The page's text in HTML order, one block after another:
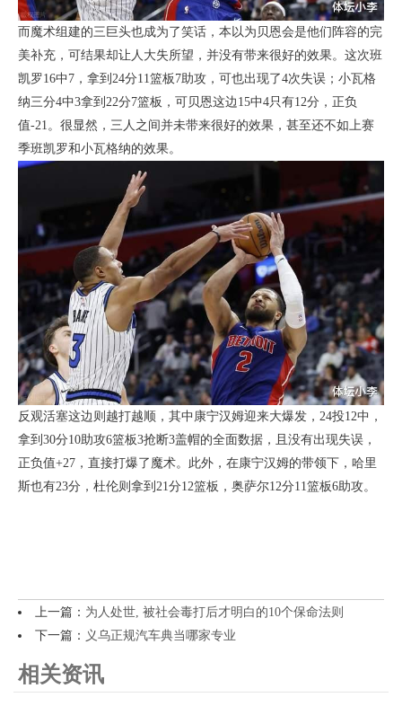
而魔术组建的三巨头也成为了笑话，本以为贝恩会是他们阵容的完
美补充，可结果却让人大失所望，并没有带来很好的效果。这次班
凯罗16中7，拿到24分11篮板7助攻，可也出现了4次失误；小瓦格
纳三分4中3拿到22分7篮板，可贝恩这边15中4只有12分，正负
值-21。很显然，三人之间并未带来很好的效果，甚至还不如上赛
季班凯罗和小瓦格纳的效果。
反观活塞这边则越打越顺，其中康宁汉姆迎来大爆发，24投12中，
拿到30分10助攻6篮板3抢断3盖帽的全面数据，且没有出现失误，
正负值+27，直接打爆了魔术。此外，在康宁汉姆的带领下，哈里
斯也有23分，杜伦则拿到21分12篮板，奥萨尔12分11篮板6助攻。
上一篇： 为人处世, 被社会毒打后才明白的10个保命法则
下一篇： 义乌正规汽车典当哪家专业
相关资讯